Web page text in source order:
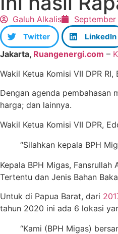
Galuh Alkalis
Twitter LinkedIn
Jakarta, Ruangenergi.com –
Wakil Ketua Komisi VII DPR
Dengan agenda pembahasan
harga; dan lainnya.
Wakil Ketua Komisi VII DPR,
“Silahkan kepala BPH
Kepala BPH Migas,
Tertentu dan Jenis Bahan
Untuk di Papua Barat, dari
tahun 2020 ini ada 6 lokasi
“Kami (BPH Migas)